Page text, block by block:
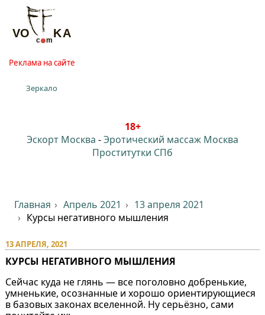
Реклама на сайте
Зеркало
18+
Эскорт Москва -Эротический массаж Москва
Проститутки СПб
Главная Апрель 2021
13 апреля 2021
Курсы негативного мышления
13 АПРЕЛЯ, 2021
КУРСЫ НЕГАТИВНОГО МЫШЛЕНИЯ
Сейчас куда не глянь — все поголовно добренькие,
умненькие, осознанные и хорошо ориентирующиеся
в базовых законах вселенной. Ну серьёзно, сами